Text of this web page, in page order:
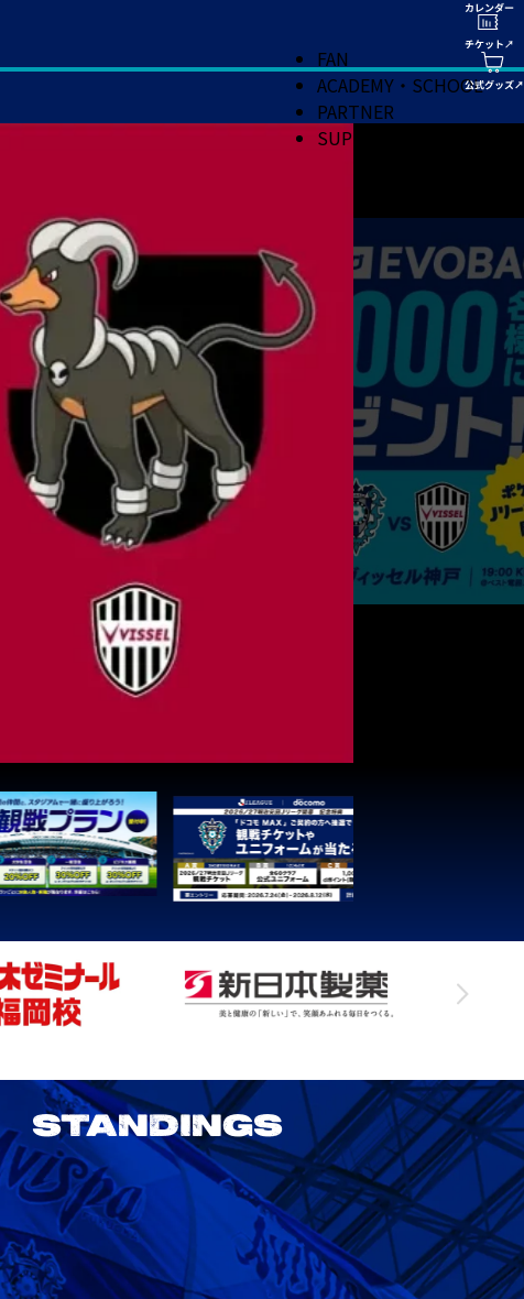
FAN
ACADEMY・SCHOOL
PARTNER
SUPPORT
2026/27明治安田J1リーグ 鹿島アント
ラーズ vs アビスパ福岡
STANDINGS